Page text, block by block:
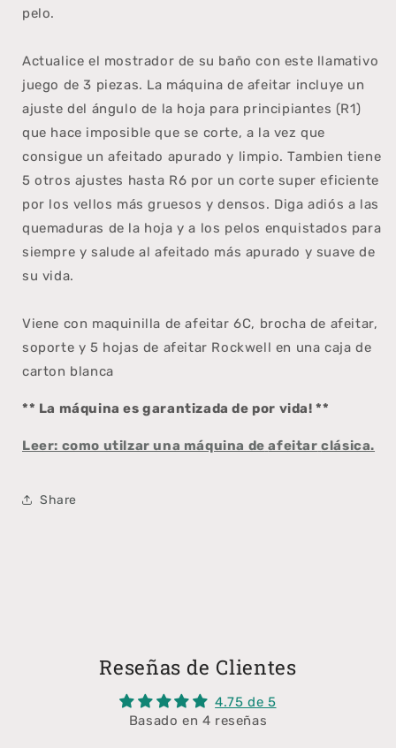
pelo.
Actualice el mostrador de su baño con este llamativo
juego de 3 piezas. La máquina de afeitar incluye un
ajuste del ángulo de la hoja para principiantes (R1)
que hace imposible que se corte, a la vez que
consigue un afeitado apurado y limpio. Tambien tiene
5 otros ajustes hasta R6 por un corte super eficiente
por los vellos más gruesos y densos. Diga adiós a las
quemaduras de la hoja y a los pelos enquistados para
siempre y salude al afeitado más apurado y suave de
su vida.
Viene con maquinilla de afeitar 6C, brocha de afeitar,
soporte y 5 hojas de afeitar Rockwell en una caja de
carton blanca
** La máquina es garantizada de por vida! **
Leer: como utilzar una máquina de afeitar clásica.
Share
Reseñas de Clientes
4.75 de 5
Basado en 4 reseñas